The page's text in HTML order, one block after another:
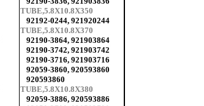
TUBE,5.8X10.8X350
92192-0244, 921920244
TUBE,5.8X10.8X370
92190-3864, 921903864
92190-3742, 921903742
92190-3716, 921903716
92059-3860, 920593860
920593860
TUBE,5.8X10.8X380
92059-3886, 920593886